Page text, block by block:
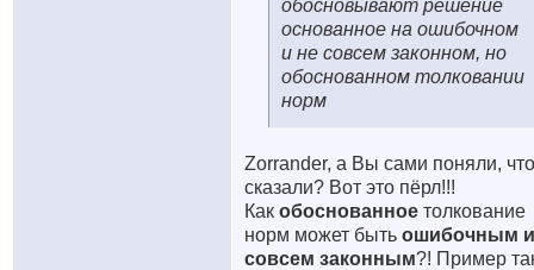
обосновывают решение
основанное на ошибочном
и не совсем законном, но
обоснованном толковании
норм
Zorrander, а Вы сами поняли, что
сказали? Вот это пёрл!!!
Как обоснованное толкование
норм может быть ошибочным
совсем законным?! Пример